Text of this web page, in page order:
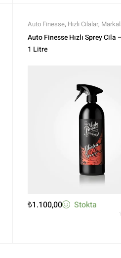
Auto Finesse, Hızlı Cilalar,
Polisaj ve Parlatma, Tüm Ürünler ,
Auto Finesse Hızlı Sprey Cila
1 Litre
₺1.100,00 Stokta